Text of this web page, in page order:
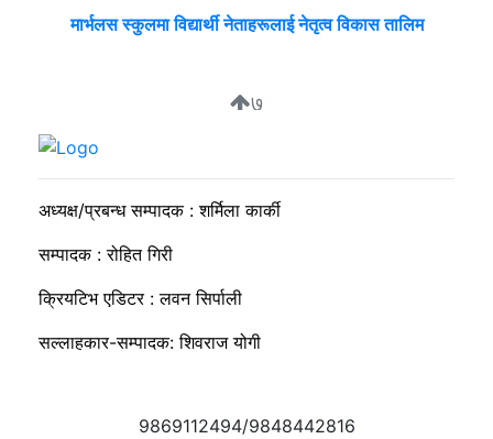
मार्भलस स्कुलमा विद्यार्थी नेताहरूलाई नेतृत्व विकास तालिम
७
सुदीप्ता क्यान्सर सर्भाइभर र्याम्प शो : जीवनले मृत्युलाई जितेको उत्सव
अध्यक्ष/प्रबन्ध सम्पादक : शर्मिला कार्की
सम्पादक : रोहित गिरी
क्रियटिभ एडिटर : लवन सिर्पाली
सल्लाहकार-सम्पादक: शिवराज योगी
9869112494/9848442816